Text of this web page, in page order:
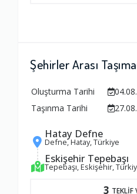
Şehirler Arası Taşıma
Oluşturma Tarihi
Taşınma Tarihi
Hatay Defne
Defne, Hatay, Türkiye
Eskişehir Tepebaşı
Tepebaşı, Eskişehir,
3 TEKLİF